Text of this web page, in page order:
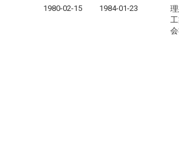
1980-02-15 1984-01-23
理想
工業
会社